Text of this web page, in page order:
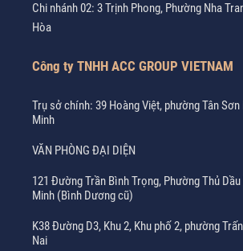
Chi nhánh 02: 3 Trịnh Phong, Phường Nha
Hòa
Công ty TNHH ACC GROUP VIETNAM
Trụ sở chính: 39 Hoàng Việt, phường Tân Sơn
Minh
VĂN PHÒNG ĐẠI DIỆN
121 Đường Trần Bình Trọng, Phường Thủ
Minh (Bình Dương cũ)
K38 Đường D3, Khu 2, Khu phố 2, phường
Nai